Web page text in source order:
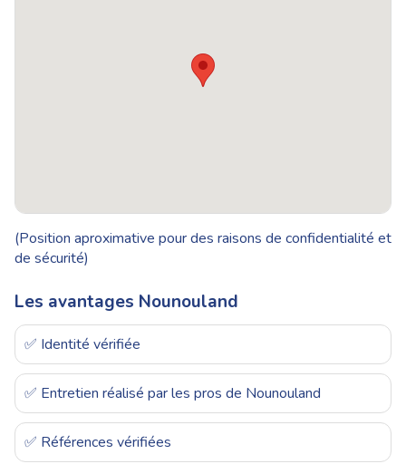
(Position aproximative pour des raisons de confidentialité et
de sécurité)
Les avantages Nounouland
✅ Identité vérifiée
✅ Entretien réalisé par les pros de Nounouland
✅ Références vérifiées